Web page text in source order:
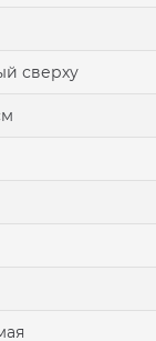
сверху